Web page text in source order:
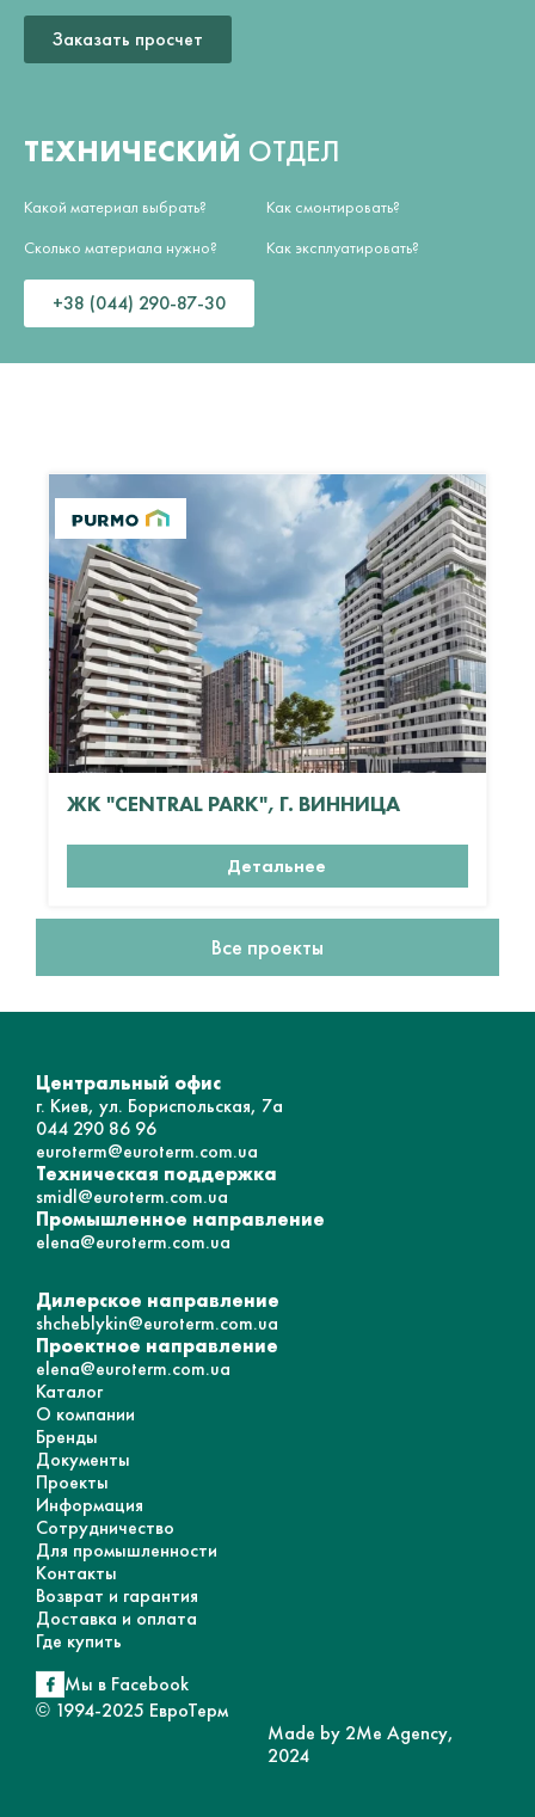
Заказать просчет
ТЕХНИЧЕСКИЙ ОТДЕЛ
Какой материал выбрать?
Сколько материала нужно?
Как смонтировать?
Как эксплуатировать?
+38 (044) 290-87-30
ЖК "CENTRAL PARK", Г. ВИННИЦА
Детальнее
Все проекты
Центральный офис
г. Киев, ул. Бориспольская, 7а
044 290 86 96
euroterm@euroterm.com.ua
Техническая поддержка
smidl@euroterm.com.ua
Промышленное направление
elena@euroterm.com.ua
Дилерское направление
shcheblykin@euroterm.com.ua
Проектное направление
elena@euroterm.com.ua
Каталог
О компании
Бренды
Документы
Проекты
Информация
Сотрудничество
Для промышленности
Контакты
Возврат и гарантия
Доставка и оплата
Где купить
Мы в Facebook
© 1994-2025 ЕвроТерм
Made by 2Me Agency,
2024